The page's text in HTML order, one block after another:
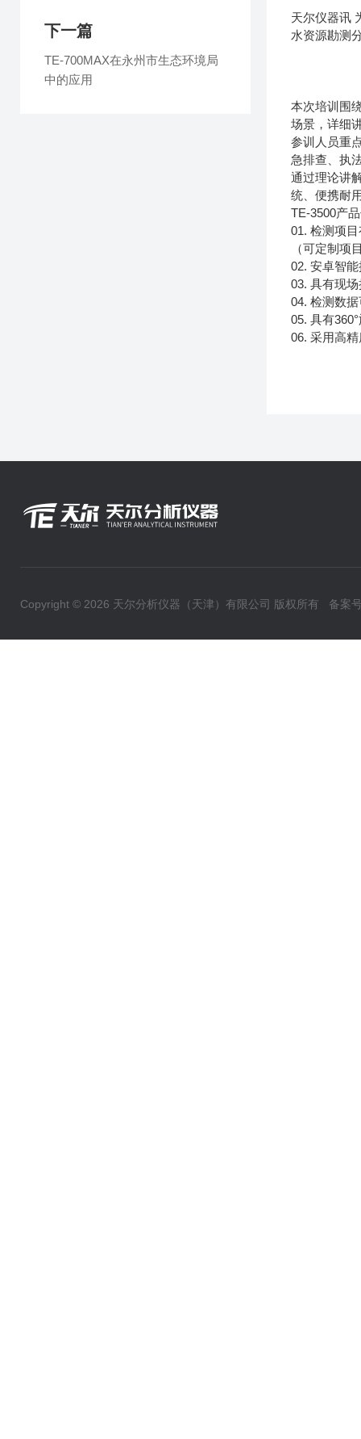
天尔仪器讯
水资源勘测
本次培训围
场景，详细
参训人员重
急排查、执
通过理论讲
统、便携耐
TE-3500产
01. 检测项
（可定制项
02. 安卓智
03. 具有现
04. 检测数
05. 具有
06. 采用高
下一篇
TE-700MAX在永州市生态环境局
中的应用
Copyright © 2026 天尔分析仪器（天津）有限公司 版权所有 备案